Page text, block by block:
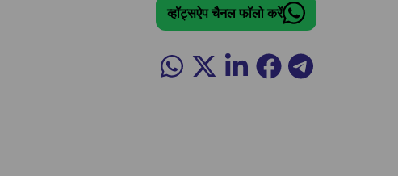
व्हॉट्सऐप चैनल फॉलो करें